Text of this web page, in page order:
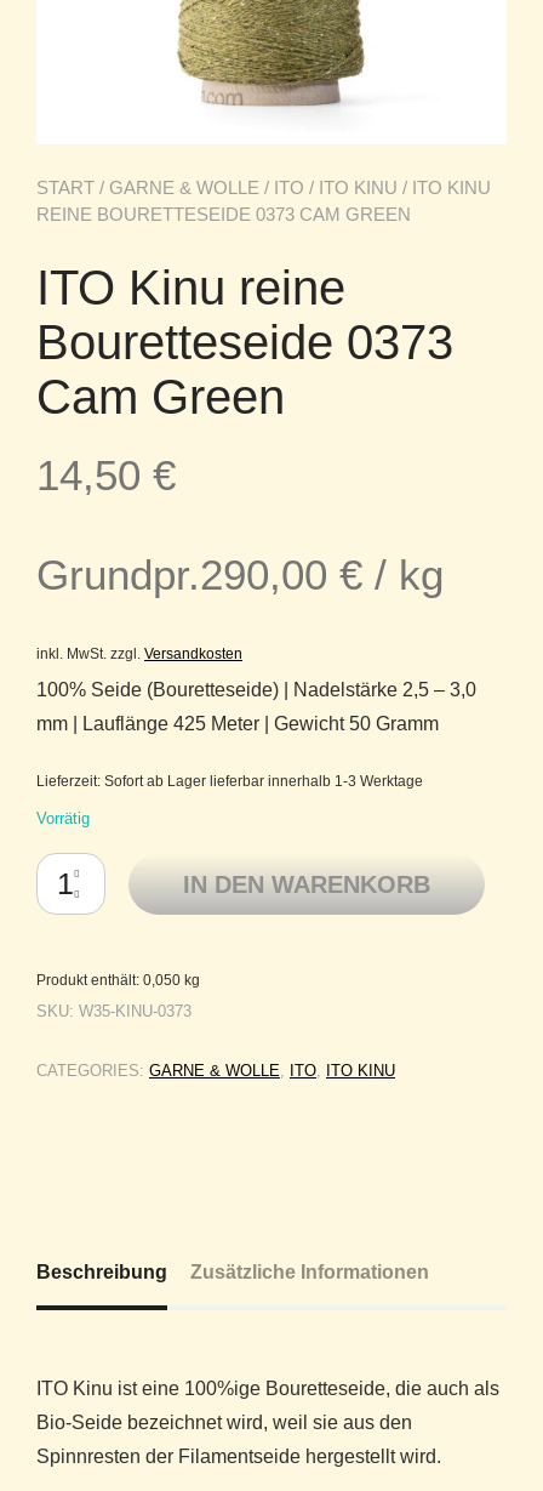
START / GARNE & WOLLE / ITO / ITO KINU / ITO KINU
REINE BOURETTESEIDE 0373 CAM GREEN
ITO Kinu reine
Bouretteseide 0373
Cam Green
14,50 €
Grundpr.290,00 € / kg
inkl. MwSt. zzgl. Versandkosten
100% Seide (Bouretteseide) | Nadelstärke 2,5 – 3,0
mm | Lauflänge 425 Meter | Gewicht 50 Gramm
Lieferzeit: Sofort ab Lager lieferbar innerhalb 1-3 Werktage
Vorrätig
ITO Kinu reine Bouretteseide 0373 Cam Green Menge
IN DEN WARENKORB
Produkt enthält: 0,050 kg
SKU: W35-KINU-0373
CATEGORIES: GARNE & WOLLE, ITO, ITO KINU
Beschreibung Zusätzliche Informationen
ITO Kinu ist eine 100%ige Bouretteseide, die auch als
Bio-Seide bezeichnet wird, weil sie aus den
Spinnresten der Filamentseide hergestellt wird.